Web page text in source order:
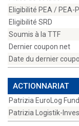
Eligibilité PEA / PEA-
Eligibilité SRD
Soumis à la TTF
Dernier coupon net
Date du dernier
ACTIONNARIAT
Patrizia EuroLog
Patrizia Logistik-